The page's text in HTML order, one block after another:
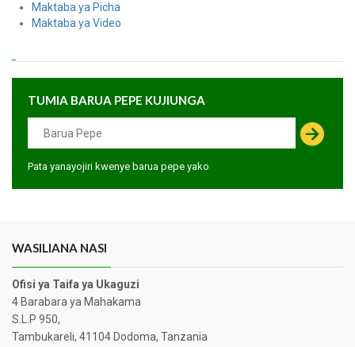
Maktaba ya Picha
Maktaba ya Video
TUMIA BARUA PEPE KUJIUNGA
Pata yanayojiri kwenye barua pepe yako
WASILIANA NASI
Ofisi ya Taifa ya Ukaguzi
4 Barabara ya Mahakama
S.L.P 950,
Tambukareli, 41104 Dodoma, Tanzania